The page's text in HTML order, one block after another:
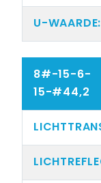
8#-15-6-
15-#44,2